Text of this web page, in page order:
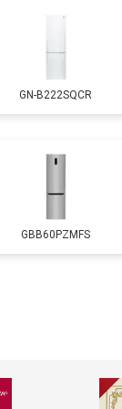
1700 ₽
4750 ₽
3650 ₽
GN-B222SQCR
GBB60PZMFS